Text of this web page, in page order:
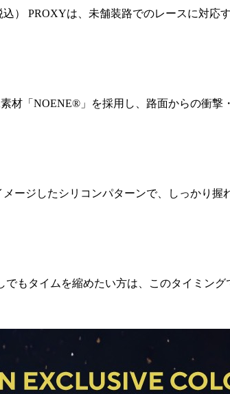
） PROXYは、未舗装路でのレースに対応
材「NOENE®」を採用し、路面からの衝
ージしたシリコンパターンで、しっかり
もタイムを縮めたい方は、このタイミン